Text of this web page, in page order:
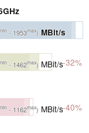
- 1953max) MBit/s
- 1462max) MBit/s-32%
- 1162max) MBit/s-40%